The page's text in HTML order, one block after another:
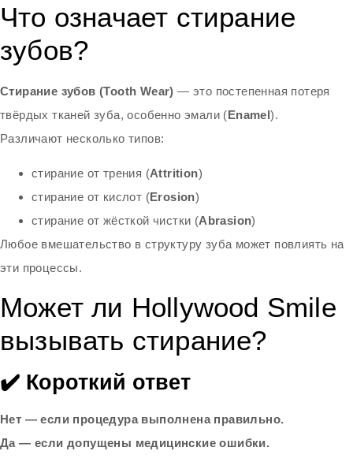
Что означает стирание
зубов?
Стирание зубов (Tooth Wear) — это постепенная потеря
твёрдых тканей зуба, особенно эмали (Enamel).
Различают несколько типов:
стирание от трения (Attrition)
стирание от кислот (Erosion)
стирание от жёсткой чистки (Abrasion)
Любое вмешательство в структуру зуба может повлиять на
эти процессы.
Может ли Hollywood Smile
вызывать стирание?
✔️ Короткий ответ
Нет — если процедура выполнена правильно.
Да — если допущены медицинские ошибки.